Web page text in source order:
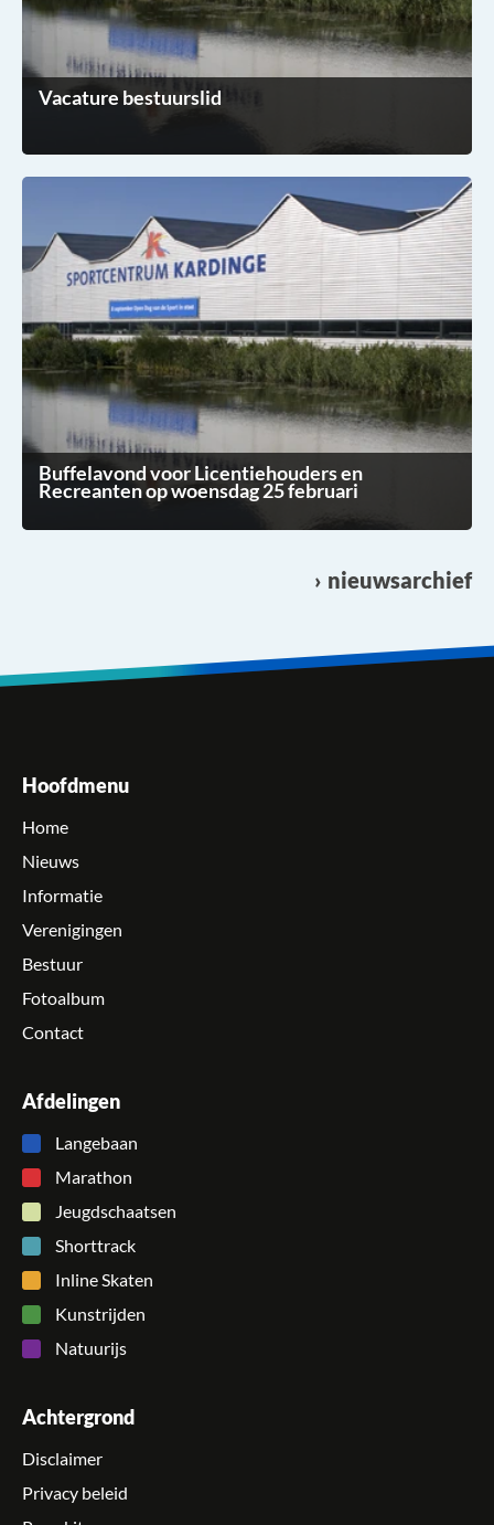
Vacature bestuurslid
Buffelavond voor Licentiehouders en
Recreanten op woensdag 25 februari
nieuwsarchief
Hoofdmenu
Home
Nieuws
Informatie
Verenigingen
Bestuur
Fotoalbum
Contact
Afdelingen
Langebaan
Marathon
Jeugdschaatsen
Shorttrack
Inline Skaten
Kunstrijden
Natuurijs
Achtergrond
Disclaimer
Privacy beleid